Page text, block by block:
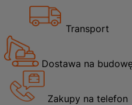
Transport
Dostawa na
Zakupy na telefon